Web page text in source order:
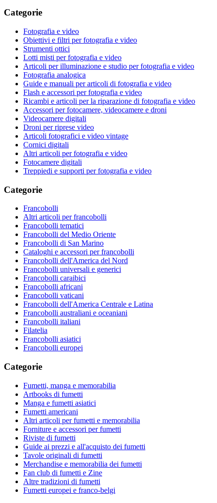
Categorie
Fotografia e video
Obiettivi e filtri per fotografia e video
Strumenti ottici
Lotti misti per fotografia e video
Articoli per illuminazione e studio per fotografia e video
Fotografia analogica
Guide e manuali per articoli di fotografia e video
Flash e accessori per fotografia e video
Ricambi e articoli per la riparazione di fotografia e video
Accessori per fotocamere, videocamere e droni
Videocamere digitali
Droni per riprese video
Articoli fotografici e video vintage
Cornici digitali
Altri articoli per fotografia e video
Fotocamere digitali
Treppiedi e supporti per fotografia e video
Categorie
Francobolli
Altri articoli per francobolli
Francobolli tematici
Francobolli del Medio Oriente
Francobolli di San Marino
Cataloghi e accessori per francobolli
Francobolli dell'America del Nord
Francobolli universali e generici
Francobolli caraibici
Francobolli africani
Francobolli vaticani
Francobolli dell'America Centrale e Latina
Francobolli australiani e oceaniani
Francobolli italiani
Filatelia
Francobolli asiatici
Francobolli europei
Categorie
Fumetti, manga e memorabilia
Artbooks di fumetti
Manga e fumetti asiatici
Fumetti americani
Altri articoli per fumetti e memorabilia
Forniture e accessori per fumetti
Riviste di fumetti
Guide ai prezzi e all'acquisto dei fumetti
Tavole originali di fumetti
Merchandise e memorabilia dei fumetti
Fan club di fumetti e Zine
Altre tradizioni di fumetti
Fumetti europei e franco-belgi